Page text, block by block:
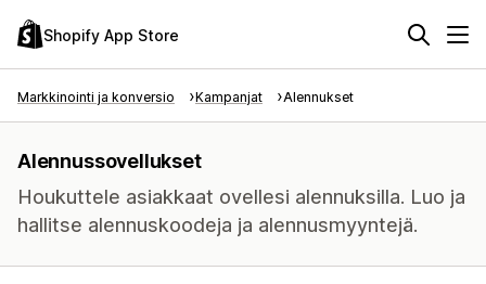
Shopify App Store
Markkinointi ja konversio Kampanjat Alennukset
Alennussovellukset
Houkuttele asiakkaat ovellesi alennuksilla. Luo ja
hallitse alennuskoodeja ja alennusmyyntejä.